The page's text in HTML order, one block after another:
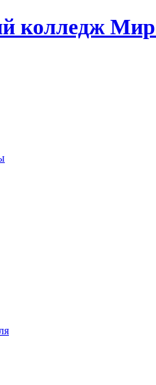
колледж